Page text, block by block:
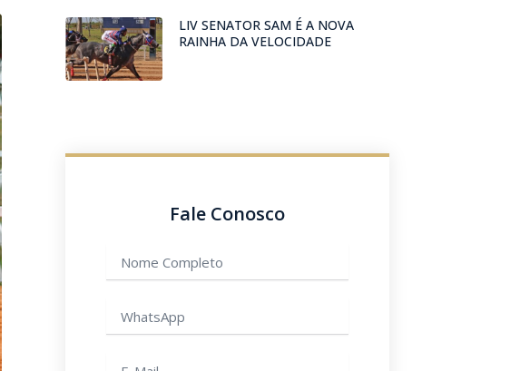
LIV SENATOR SAM É A NOVA
RAINHA DA VELOCIDADE
Fale Conosco
completo